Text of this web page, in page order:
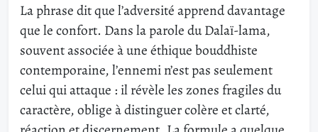
La phrase dit que l’adversité apprend davantage
que le confort. Dans la parole du Dalaï-lama,
souvent associée à une éthique bouddhiste
contemporaine, l’ennemi n’est pas seulement
celui qui attaque : il révèle les zones fragiles du
caractère, oblige à distinguer colère et clarté,